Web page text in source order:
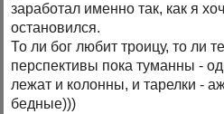
заработал именно так, как я
остановился.
То ли бог любит троицу, то ли
перспективы пока туманны -
лежат и колонны, и тарелки -
бедные)))